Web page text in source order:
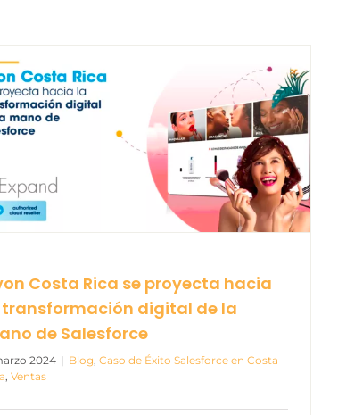
Costa Rica se proyecta hacia
digital de la
de Salesforce
2024 | Blog Caso de Éxito Salesforce en Costa
Ventas